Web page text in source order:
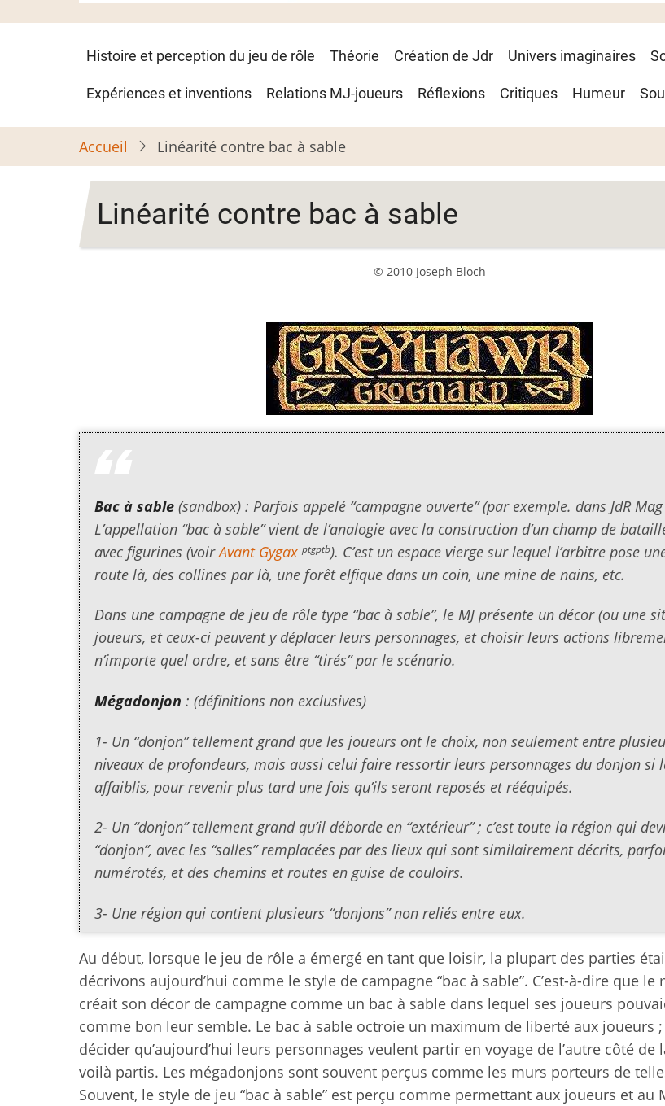
Navigation
principale
Histoire et perception du jeu de rôle Théorie Création de Jdr Univers imaginaires
Expériences et inventions Relations MJ-joueurs Réflexions Critiques Humeur
Accueil Linéarité contre bac à sable
Linéarité contre bac à sable
© 2010 Joseph Bloch
Bac à sable (sandbox) : Parfois appelé “campagne ouverte” (par exemple. dans JdR
L’appellation “bac à sable” vient de l’analogie avec la construction d’un champ de
avec figurines (voirAvant Gygax ptgptb). C’est un espace vierge sur lequel l’arbitre pose
route là, des collines par là, une forêt elfique dans un coin, une mine de nains, etc.
Dans une campagne de jeu de rôle type “bac à sable”, le MJ présente un décor (ou une
joueurs, et ceux-ci peuvent y déplacer leurs personnages, et choisir leurs actions
n’importe quel ordre, et sans être “tirés” par le scénario.
Mégadonjon : (définitions non exclusives)
1- Un “donjon” tellement grand que les joueurs ont le choix, non seulement entre
niveaux de profondeurs, mais aussi celui faire ressortir leurs personnages du donjon si
affaiblis, pour revenir plus tard une fois qu’ils seront reposés et rééquipés.
2- Un “donjon” tellement grand qu’il déborde en “extérieur” ; c’est toute la région qui
“donjon”, avec les “salles” remplacées par des lieux qui sont similairement décrits,
numérotés, et des chemins et routes en guise de couloirs.
3- Une région qui contient plusieurs “donjons” non reliés entre eux.
Au début, lorsque le jeu de rôle a émergé en tant que loisir, la plupart des parties
décrivons aujourd’hui comme le style de campagne “bac à sable”. C’est-à-dire que le
créait son décor de campagne comme un bac à sable dans lequel ses joueurs
comme bon leur semble. Le bac à sable octroie un maximum de liberté aux joueurs
décider qu’aujourd’hui leurs personnages veulent partir en voyage de l’autre côté de
voilà partis. Les mégadonjons sont souvent perçus comme les murs porteurs de
Souvent, le style de jeu “bac à sable” est perçu comme permettant aux joueurs et au